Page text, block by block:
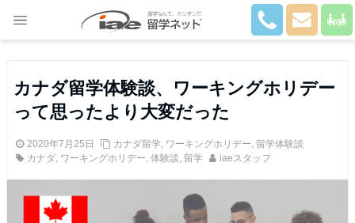
カナダ留学体験談、ワーキングホリデー
って思ったより大変だった
2020年7月25日 カナダ留学, ワーキングホリデー, 留学体験談
カナダ, ワーキングホリデー, 体験談, 留学 iaeスタッフ